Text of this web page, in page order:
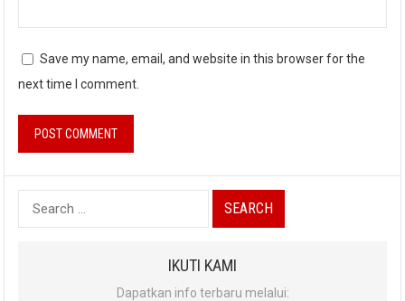
Save my name, email, and website in this browser for the
next time I comment.
Search
for:
IKUTI KAMI
Dapatkan info terbaru melalui: